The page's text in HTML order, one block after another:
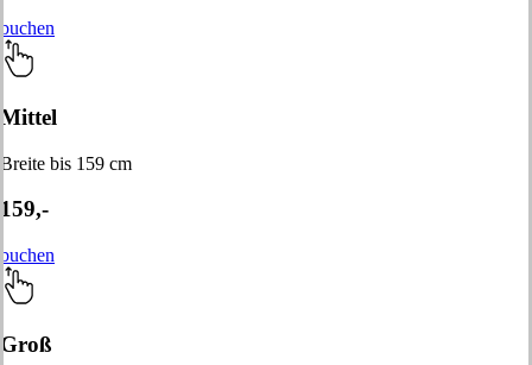
buchen
Mittel
Breite bis 159 cm
159,-
buchen
Groß